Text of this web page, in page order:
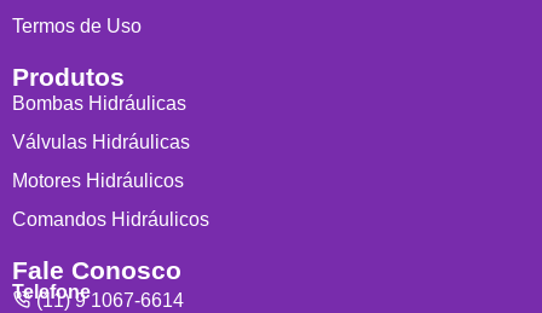
Termos de Uso
Produtos
Bombas Hidráulicas
Válvulas Hidráulicas
Motores Hidráulicos
Comandos Hidráulicos
Fale Conosco
Telefone
(11) 9 1067-6614